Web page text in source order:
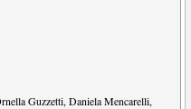
Guzzetti,Daniela Mencarelli,